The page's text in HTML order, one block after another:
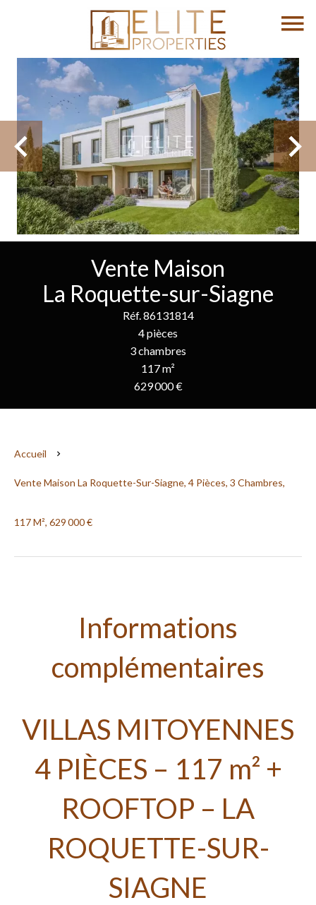
Vente Maison
La Roquette-sur-Siagne
Réf. 86131814
4 pièces
3 chambres
117 m²
629 000 €
Accueil
Vente Maison La Roquette-Sur-Siagne, 4 Pièces, 3 Chambres,
117 M², 629 000 €
Informations
complémentaires
VILLAS MITOYENNES
4 PIÈCES – 117 m² +
ROOFTOP – LA
ROQUETTE-SUR-
SIAGNE